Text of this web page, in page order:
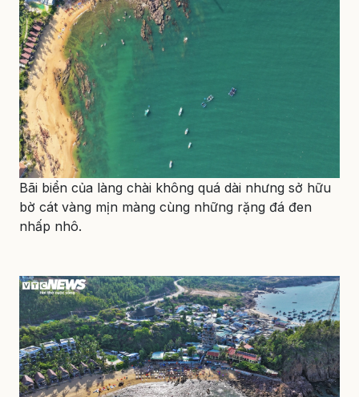
Bãi biển của làng chài không quá dài nhưng sở hữu
bờ cát vàng mịn màng cùng những rặng đá đen
nhấp nhô.